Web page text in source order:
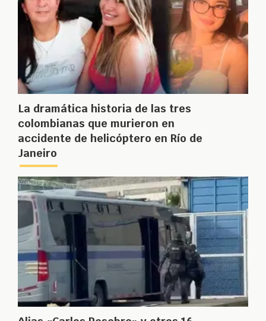
La dramática historia de las tres
colombianas que murieron en
accidente de helicóptero en Río de
Janeiro